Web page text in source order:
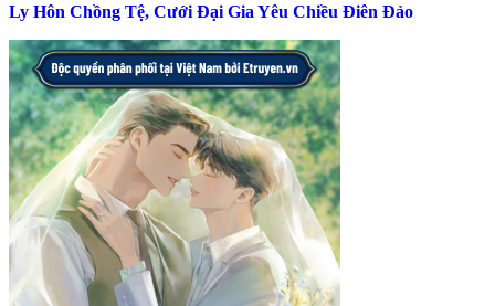
Ly Hôn Chồng Tệ, Cưới Đại Gia Yêu Chiều Điên Đảo